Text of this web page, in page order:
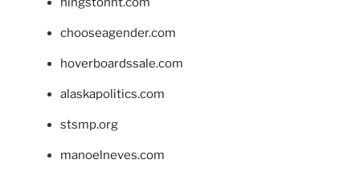
chooseagender.com
hoverboardssale.com
alaskapolitics.com
stsmp.org
manoelneves.com